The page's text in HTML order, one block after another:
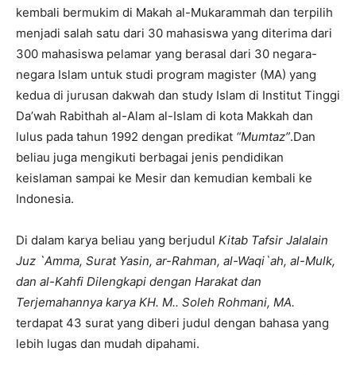
kembali bermukim di Makah al-Mukarammah dan terpilih
menjadi salah satu dari 30 mahasiswa yang diterima dari
300 mahasiswa pelamar yang berasal dari 30 negara-
negara Islam untuk studi program magister (MA) yang
kedua di jurusan dakwah dan study Islam di Institut Tinggi
Da’wah Rabithah al-Alam al-Islam di kota Makkah dan
lulus pada tahun 1992 dengan predikat “Mumtaz”.Dan
beliau juga mengikuti berbagai jenis pendidikan
keislaman sampai ke Mesir dan kemudian kembali ke
Indonesia.
Di dalam karya beliau yang berjudul Kitab Tafsir Jalalain
Juz `Amma, Surat Yasin, ar-Rahman, al-Waqi`ah, al-Mulk,
dan al-Kahfi Dilengkapi dengan Harakat dan
Terjemahannya karya KH. M.. Soleh Rohmani, MA.
terdapat 43 surat yang diberi judul dengan bahasa yang
lebih lugas dan mudah dipahami.